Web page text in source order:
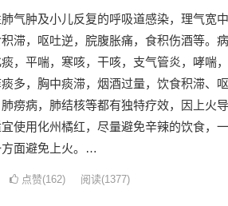
气肿及小儿反复的呼吸道感染，理气宽
滞，呕吐逆，脘腹胀痛，食积伤酒等。
，平喘，寒咳，干咳，支气管炎，哮喘
多，胸中痰滞，烟酒过量，饮食积滞、
痨病，肺结核等都有独特疗效，因上火
使用化州橘红，尽量避免辛辣的饮食，
方面避免上火。…
点赞(162) 阅读(1377)